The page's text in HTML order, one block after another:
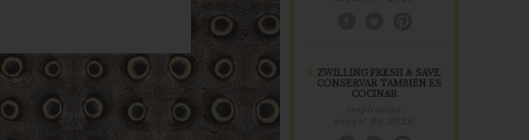
3. ZWILLING FRESH & SAVE:
CONSERVAR TAMBIÉN ES
COCINAR